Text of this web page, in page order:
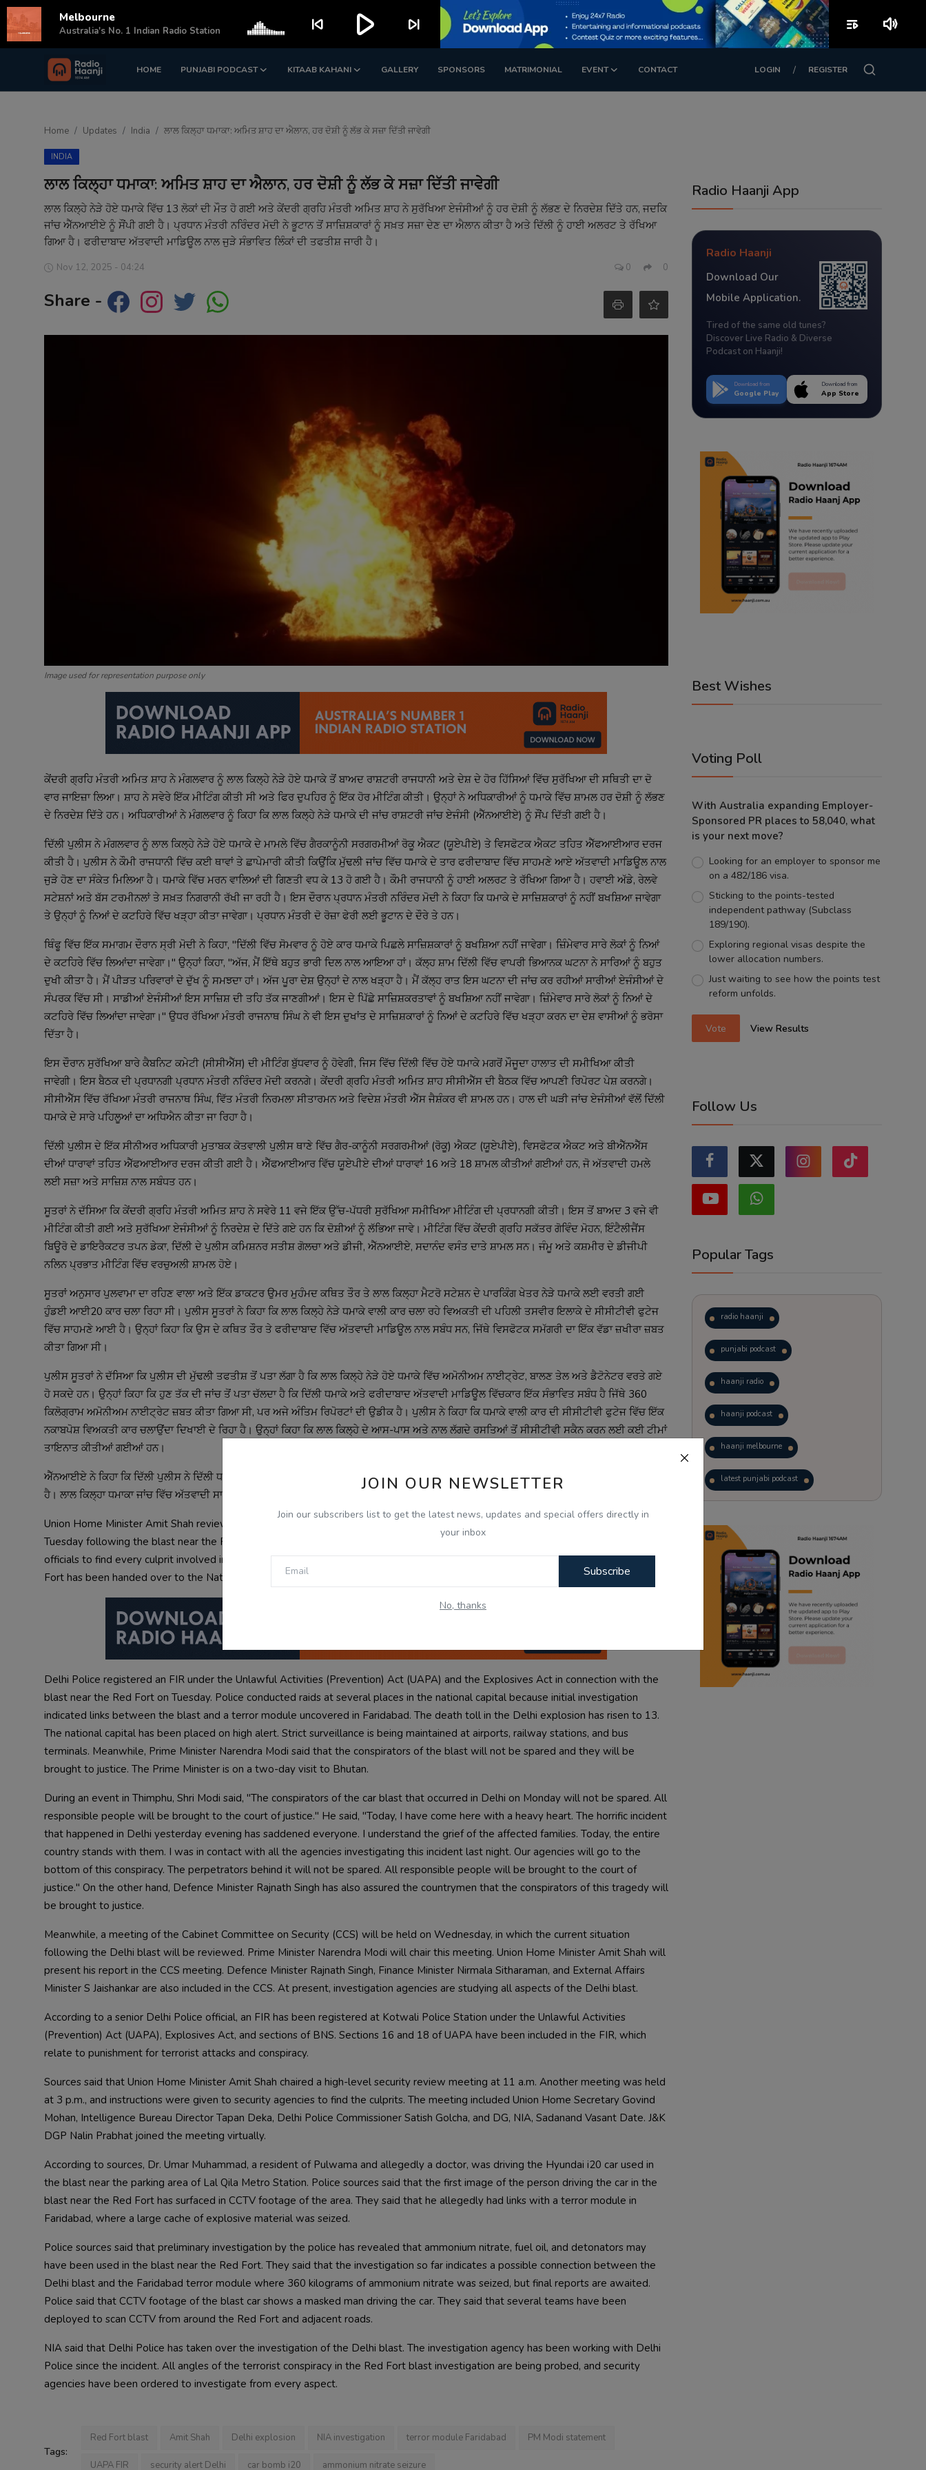
HOME PUNJABI PODCAST KITAAB KAHANI GALLERY SPONSORS MATRIMONIAL EVENT CONTACT LOGIN / REGISTER
Login Register
Punjabi Podcast
Kitaab Kahani
Sponsors
Matrimonial
JOIN OUR NEWSLETTER
Join our subscribers list to get the latest news, updates and special offers directly in
your inbox
Subscribe
No, thanks
Home Updates India ਲਾਲ ਕਿਲ੍ਹਾ ਧਮਾਕਾ: ਅਮਿਤ ਸ਼ਾਹ ਦਾ ਐਲਾਨ, ਹਰ ਦੋਸ਼ੀ ਨੂੰ ਲੱਭ ਕੇ ਸਜ਼ਾ ਦਿੱਤੀ ਜਾਵੇਗੀ
INDIA
ਲਾਲ ਕਿਲ੍ਹਾ ਧਮਾਕਾ: ਅਮਿਤ ਸ਼ਾਹ ਦਾ ਐਲਾਨ, ਹਰ ਦੋਸ਼ੀ ਨੂੰ ਲੱਭ ਕੇ ਸਜ਼ਾ ਦਿੱਤੀ ਜਾਵੇਗੀ
ਲਾਲ ਕਿਲ੍ਹੇ ਨੇੜੇ ਹੋਏ ਧਮਾਕੇ ਵਿੱਚ 13 ਲੋਕਾਂ ਦੀ ਮੌਤ ਹੋ ਗਈ ਅਤੇ ਕੇਂਦਰੀ ਗ੍ਰਹਿ ਮੰਤਰੀ ਅਮਿਤ ਸ਼ਾਹ ਨੇ ਸੁਰੱਖਿਆ ਏਜੰਸੀਆਂ ਨੂੰ ਹਰ ਦੋਸ਼ੀ ਨੂੰ ਲੱਭਣ ਦੇ ਨਿਰਦੇਸ਼ ਦਿੱਤੇ ਹਨ, ਜਦਕਿ
ਜਾਂਚ ਐੱਨਆਈਏ ਨੂੰ ਸੌਂਪੀ ਗਈ ਹੈ। ਪ੍ਰਧਾਨ ਮੰਤਰੀ ਨਰਿੰਦਰ ਮੋਦੀ ਨੇ ਭੂਟਾਨ ਤੋਂ ਸਾਜ਼ਿਸ਼ਕਾਰਾਂ ਨੂੰ ਸਖ਼ਤ ਸਜ਼ਾ ਦੇਣ ਦਾ ਐਲਾਨ ਕੀਤਾ ਹੈ ਅਤੇ ਦਿੱਲੀ ਨੂੰ ਹਾਈ ਅਲਰਟ ਤੇ ਰੱਖਿਆ
ਗਿਆ ਹੈ। ਫਰੀਦਾਬਾਦ ਅੱਤਵਾਦੀ ਮਾਡਿਊਲ ਨਾਲ ਜੁੜੇ ਸੰਭਾਵਿਤ ਲਿੰਕਾਂ ਦੀ ਤਫਤੀਸ਼ ਜਾਰੀ ਹੈ।
Nov 12, 2025 - 04:24 0 0
Share -
Image used for representation purpose only
ਕੇਂਦਰੀ ਗ੍ਰਹਿ ਮੰਤਰੀ ਅਮਿਤ ਸ਼ਾਹ ਨੇ ਮੰਗਲਵਾਰ ਨੂੰ ਲਾਲ ਕਿਲ੍ਹੇ ਨੇੜੇ ਹੋਏ ਧਮਾਕੇ ਤੋਂ ਬਾਅਦ ਰਾਸ਼ਟਰੀ ਰਾਜਧਾਨੀ ਅਤੇ ਦੇਸ਼ ਦੇ ਹੋਰ ਹਿੱਸਿਆਂ ਵਿੱਚ ਸੁਰੱਖਿਆ ਦੀ ਸਥਿਤੀ ਦਾ ਦੋ
ਵਾਰ ਜਾਇਜ਼ਾ ਲਿਆ। ਸ਼ਾਹ ਨੇ ਸਵੇਰੇ ਇੱਕ ਮੀਟਿੰਗ ਕੀਤੀ ਸੀ ਅਤੇ ਫਿਰ ਦੁਪਹਿਰ ਨੂੰ ਇੱਕ ਹੋਰ ਮੀਟਿੰਗ ਕੀਤੀ। ਉਨ੍ਹਾਂ ਨੇ ਅਧਿਕਾਰੀਆਂ ਨੂੰ ਧਮਾਕੇ ਵਿੱਚ ਸ਼ਾਮਲ ਹਰ ਦੋਸ਼ੀ ਨੂੰ ਲੱਭਣ
ਦਿੱਲੀ ਪੁਲੀਸ ਨੇ ਮੰਗਲਵਾਰ ਨੂੰ ਲਾਲ ਕਿਲ੍ਹੇ ਨੇੜੇ ਹੋਏ ਧਮਾਕੇ ਦੇ ਮਾਮਲੇ ਵਿੱਚ ਗੈਰਕਾਨੂੰਨੀ ਸਰਗਰਮੀਆਂ ਰੋਕੂ ਐਕਟ (ਯੂਏਪੀਏ) ਤੇ ਵਿਸਫੋਟਕ ਐਕਟ ਤਹਿਤ ਐੱਫਆਈਆਰ ਦਰਜ
ਕੀਤੀ ਹੈ। ਪੁਲੀਸ ਨੇ ਕੌਮੀ ਰਾਜਧਾਨੀ ਵਿੱਚ ਕਈ ਥਾਵਾਂ ਤੇ ਛਾਪੇਮਾਰੀ ਕੀਤੀ ਕਿਉਂਕਿ ਮੁੱਢਲੀ ਜਾਂਚ ਵਿੱਚ ਧਮਾਕੇ ਦੇ ਤਾਰ ਫਰੀਦਾਬਾਦ ਵਿੱਚ ਸਾਹਮਣੇ ਆਏ ਅੱਤਵਾਦੀ ਮਾਡਿਊਲ ਨਾਲ
ਜੁੜੇ ਹੋਣ ਦਾ ਸੰਕੇਤ ਮਿਲਿਆ ਹੈ। ਧਮਾਕੇ ਵਿੱਚ ਮਰਨ ਵਾਲਿਆਂ ਦੀ ਗਿਣਤੀ ਵਧ ਕੇ 13 ਹੋ ਗਈ ਹੈ। ਕੌਮੀ ਰਾਜਧਾਨੀ ਨੂੰ ਹਾਈ ਅਲਰਟ ਤੇ ਰੱਖਿਆ ਗਿਆ ਹੈ। ਹਵਾਈ ਅੱਡੇ, ਰੇਲਵੇ
ਸਟੇਸ਼ਨਾਂ ਅਤੇ ਬੱਸ ਟਰਮੀਨਲਾਂ ਤੇ ਸਖ਼ਤ ਨਿਗਰਾਨੀ ਰੱਖੀ ਜਾ ਰਹੀ ਹੈ। ਇਸ ਦੌਰਾਨ ਪ੍ਰਧਾਨ ਮੰਤਰੀ ਨਰਿੰਦਰ ਮੋਦੀ ਨੇ ਕਿਹਾ ਕਿ ਧਮਾਕੇ ਦੇ ਸਾਜ਼ਿਸ਼ਕਾਰਾਂ ਨੂੰ ਨਹੀਂ ਬਖਸ਼ਿਆ ਜਾਵੇਗਾ
ਥਿੰਫੂ ਵਿੱਚ ਇੱਕ ਸਮਾਗਮ ਦੌਰਾਨ ਸ੍ਰੀ ਮੋਦੀ ਨੇ ਕਿਹਾ, "ਦਿੱਲੀ ਵਿੱਚ ਸੋਮਵਾਰ ਨੂੰ ਹੋਏ ਕਾਰ ਧਮਾਕੇ ਪਿਛਲੇ ਸਾਜ਼ਿਸ਼ਕਾਰਾਂ ਨੂੰ ਬਖਸ਼ਿਆ ਨਹੀਂ ਜਾਵੇਗਾ। ਜ਼ਿੰਮੇਵਾਰ ਸਾਰੇ ਲੋਕਾਂ ਨੂੰ ਨਿਆਂ
ਦੇ ਕਟਹਿਰੇ ਵਿੱਚ ਲਿਆਂਦਾ ਜਾਵੇਗਾ।" ਉਨ੍ਹਾਂ ਕਿਹਾ, "ਅੱਜ, ਮੈਂ ਇੱਥੇ ਬਹੁਤ ਭਾਰੀ ਦਿਲ ਨਾਲ ਆਇਆ ਹਾਂ। ਕੱਲ੍ਹ ਸ਼ਾਮ ਦਿੱਲੀ ਵਿੱਚ ਵਾਪਰੀ ਭਿਆਨਕ ਘਟਨਾ ਨੇ ਸਾਰਿਆਂ ਨੂੰ ਬਹੁਤ
ਦੁਖੀ ਕੀਤਾ ਹੈ। ਮੈਂ ਪੀੜਤ ਪਰਿਵਾਰਾਂ ਦੇ ਦੁੱਖ ਨੂੰ ਸਮਝਦਾ ਹਾਂ। ਅੱਜ ਪੂਰਾ ਦੇਸ਼ ਉਨ੍ਹਾਂ ਦੇ ਨਾਲ ਖੜ੍ਹਾ ਹੈ। ਮੈਂ ਕੱਲ੍ਹ ਰਾਤ ਇਸ ਘਟਨਾ ਦੀ ਜਾਂਚ ਕਰ ਰਹੀਆਂ ਸਾਰੀਆਂ ਏਜੰਸੀਆਂ ਦੇ
ਸੰਪਰਕ ਵਿੱਚ ਸੀ। ਸਾਡੀਆਂ ਏਜੰਸੀਆਂ ਇਸ ਸਾਜ਼ਿਸ਼ ਦੀ ਤਹਿ ਤੱਕ ਜਾਣਗੀਆਂ। ਇਸ ਦੇ ਪਿੱਛੇ ਸਾਜ਼ਿਸ਼ਕਰਤਾਵਾਂ ਨੂੰ ਬਖਸ਼ਿਆ ਨਹੀਂ ਜਾਵੇਗਾ। ਜ਼ਿੰਮੇਵਾਰ ਸਾਰੇ ਲੋਕਾਂ ਨੂੰ ਨਿਆਂ ਦੇ
ਕਟਹਿਰੇ ਵਿੱਚ ਲਿਆਂਦਾ ਜਾਵੇਗਾ।" ਉਧਰ ਰੱਖਿਆ ਮੰਤਰੀ ਰਾਜਨਾਥ ਸਿੰਘ ਨੇ ਵੀ ਇਸ ਦੁਖਾਂਤ ਦੇ ਸਾਜ਼ਿਸ਼ਕਾਰਾਂ ਨੂੰ ਨਿਆਂ ਦੇ ਕਟਹਿਰੇ ਵਿੱਚ ਖੜ੍ਹਾ ਕਰਨ ਦਾ ਦੇਸ਼ ਵਾਸੀਆਂ ਨੂੰ ਭਰੋਸਾ
ਇਸ ਦੌਰਾਨ ਸੁਰੱਖਿਆ ਬਾਰੇ ਕੈਬਨਿਟ ਕਮੇਟੀ (ਸੀਸੀਐੱਸ) ਦੀ ਮੀਟਿੰਗ ਬੁੱਧਵਾਰ ਨੂੰ ਹੋਵੇਗੀ, ਜਿਸ ਵਿੱਚ ਦਿੱਲੀ ਵਿੱਚ ਹੋਏ ਧਮਾਕੇ ਮਗਰੋਂ ਮੌਜੂਦਾ ਹਾਲਾਤ ਦੀ ਸਮੀਖਿਆ ਕੀਤੀ
ਜਾਵੇਗੀ। ਇਸ ਬੈਠਕ ਦੀ ਪ੍ਰਧਾਨਗੀ ਪ੍ਰਧਾਨ ਮੰਤਰੀ ਨਰਿੰਦਰ ਮੋਦੀ ਕਰਨਗੇ। ਕੇਂਦਰੀ ਗ੍ਰਹਿ ਮੰਤਰੀ ਅਮਿਤ ਸ਼ਾਹ ਸੀਸੀਐੱਸ ਦੀ ਬੈਠਕ ਵਿੱਚ ਆਪਣੀ ਰਿਪੋਰਟ ਪੇਸ਼ ਕਰਨਗੇ।
ਸੀਸੀਐੱਸ ਵਿੱਚ ਰੱਖਿਆ ਮੰਤਰੀ ਰਾਜਨਾਥ ਸਿੰਘ, ਵਿੱਤ ਮੰਤਰੀ ਨਿਰਮਲਾ ਸੀਤਾਰਮਨ ਅਤੇ ਵਿਦੇਸ਼ ਮੰਤਰੀ ਐੱਸ ਜੈਸ਼ੰਕਰ ਵੀ ਸ਼ਾਮਲ ਹਨ। ਹਾਲ ਦੀ ਘੜੀ ਜਾਂਚ ਏਜੰਸੀਆਂ ਵੱਲੋਂ ਦਿੱਲੀ
ਦਿੱਲੀ ਪੁਲੀਸ ਦੇ ਇੱਕ ਸੀਨੀਅਰ ਅਧਿਕਾਰੀ ਮੁਤਾਬਕ ਕੋਤਵਾਲੀ ਪੁਲੀਸ ਥਾਣੇ ਵਿੱਚ ਗੈਰ-ਕਾਨੂੰਨੀ ਸਰਗਰਮੀਆਂ (ਰੋਕੂ) ਐਕਟ (ਯੂਏਪੀਏ), ਵਿਸਫੋਟਕ ਐਕਟ ਅਤੇ ਬੀਐੱਨਐੱਸ
ਦੀਆਂ ਧਾਰਾਵਾਂ ਤਹਿਤ ਐੱਫਆਈਆਰ ਦਰਜ ਕੀਤੀ ਗਈ ਹੈ। ਐੱਫਆਈਆਰ ਵਿੱਚ ਯੂਏਪੀਏ ਦੀਆਂ ਧਾਰਾਵਾਂ 16 ਅਤੇ 18 ਸ਼ਾਮਲ ਕੀਤੀਆਂ ਗਈਆਂ ਹਨ, ਜੋ ਅੱਤਵਾਦੀ ਹਮਲੇ
ਸੂਤਰਾਂ ਨੇ ਦੱਸਿਆ ਕਿ ਕੇਂਦਰੀ ਗ੍ਰਹਿ ਮੰਤਰੀ ਅਮਿਤ ਸ਼ਾਹ ਨੇ ਸਵੇਰੇ 11 ਵਜੇ ਇੱਕ ਉੱਚ-ਪੱਧਰੀ ਸੁਰੱਖਿਆ ਸਮੀਖਿਆ ਮੀਟਿੰਗ ਦੀ ਪ੍ਰਧਾਨਗੀ ਕੀਤੀ। ਇਸ ਤੋਂ ਬਾਅਦ 3 ਵਜੇ ਵੀ
ਮੀਟਿੰਗ ਕੀਤੀ ਗਈ ਅਤੇ ਸੁਰੱਖਿਆ ਏਜੰਸੀਆਂ ਨੂੰ ਨਿਰਦੇਸ਼ ਦੇ ਦਿੱਤੇ ਗਏ ਹਨ ਕਿ ਦੋਸ਼ੀਆਂ ਨੂੰ ਲੱਭਿਆ ਜਾਵੇ। ਮੀਟਿੰਗ ਵਿੱਚ ਕੇਂਦਰੀ ਗ੍ਰਹਿ ਸਕੱਤਰ ਗੋਵਿੰਦ ਮੋਹਨ, ਇੰਟੈਲੀਜੈਂਸ
ਬਿਊਰੋ ਦੇ ਡਾਇਰੈਕਟਰ ਤਪਨ ਡੇਕਾ, ਦਿੱਲੀ ਦੇ ਪੁਲੀਸ ਕਮਿਸ਼ਨਰ ਸਤੀਸ਼ ਗੋਲਚਾ ਅਤੇ ਡੀਜੀ, ਐੱਨਆਈਏ, ਸਦਾਨੰਦ ਵਸੰਤ ਦਾਤੇ ਸ਼ਾਮਲ ਸਨ। ਜੰਮੂ ਅਤੇ ਕਸ਼ਮੀਰ ਦੇ ਡੀਜੀਪੀ
ਸੂਤਰਾਂ ਅਨੁਸਾਰ ਪੁਲਵਾਮਾ ਦਾ ਰਹਿਣ ਵਾਲਾ ਅਤੇ ਇੱਕ ਡਾਕਟਰ ਉਮਰ ਮੁਹੰਮਦ ਕਥਿਤ ਤੌਰ ਤੇ ਲਾਲ ਕਿਲ੍ਹਾ ਮੈਟਰੋ ਸਟੇਸ਼ਨ ਦੇ ਪਾਰਕਿੰਗ ਖੇਤਰ ਨੇੜੇ ਧਮਾਕੇ ਲਈ ਵਰਤੀ ਗਈ
ਹੁੰਡਈ ਆਈ20 ਕਾਰ ਚਲਾ ਰਿਹਾ ਸੀ। ਪੁਲੀਸ ਸੂਤਰਾਂ ਨੇ ਕਿਹਾ ਕਿ ਲਾਲ ਕਿਲ੍ਹੇ ਨੇੜੇ ਧਮਾਕੇ ਵਾਲੀ ਕਾਰ ਚਲਾ ਰਹੇ ਵਿਅਕਤੀ ਦੀ ਪਹਿਲੀ ਤਸਵੀਰ ਇਲਾਕੇ ਦੇ ਸੀਸੀਟੀਵੀ ਫੁਟੇਜ
ਵਿੱਚ ਸਾਹਮਣੇ ਆਈ ਹੈ। ਉਨ੍ਹਾਂ ਕਿਹਾ ਕਿ ਉਸ ਦੇ ਕਥਿਤ ਤੌਰ ਤੇ ਫਰੀਦਾਬਾਦ ਵਿੱਚ ਅੱਤਵਾਦੀ ਮਾਡਿਊਲ ਨਾਲ ਸਬੰਧ ਸਨ, ਜਿੱਥੇ ਵਿਸਫੋਟਕ ਸਮੱਗਰੀ ਦਾ ਇੱਕ ਵੱਡਾ ਜ਼ਖੀਰਾ ਜ਼ਬਤ
ਪੁਲੀਸ ਸੂਤਰਾਂ ਨੇ ਦੱਸਿਆ ਕਿ ਪੁਲੀਸ ਦੀ ਮੁੱਢਲੀ ਤਫਤੀਸ਼ ਤੋਂ ਪਤਾ ਲੱਗਾ ਹੈ ਕਿ ਲਾਲ ਕਿਲ੍ਹੇ ਨੇੜੇ ਹੋਏ ਧਮਾਕੇ ਵਿੱਚ ਅਮੋਨੀਅਮ ਨਾਈਟ੍ਰੇਟ, ਬਾਲਣ ਤੇਲ ਅਤੇ ਡੈਟੋਨੇਟਰ ਵਰਤੇ ਗਏ
ਹੋ ਸਕਦੇ ਹਨ। ਉਨ੍ਹਾਂ ਕਿਹਾ ਕਿ ਹੁਣ ਤੱਕ ਦੀ ਜਾਂਚ ਤੋਂ ਪਤਾ ਚੱਲਦਾ ਹੈ ਕਿ ਦਿੱਲੀ ਧਮਾਕੇ ਅਤੇ ਫਰੀਦਾਬਾਦ ਅੱਤਵਾਦੀ ਮਾਡਿਊਲ ਵਿੱਚਕਾਰ ਇੱਕ ਸੰਭਾਵਿਤ ਸਬੰਧ ਹੈ ਜਿੱਥੇ 360
ਕਿਲੋਗ੍ਰਾਮ ਅਮੋਨੀਅਮ ਨਾਈਟ੍ਰੇਟ ਜ਼ਬਤ ਕੀਤਾ ਗਿਆ ਸੀ, ਪਰ ਅਜੇ ਅੰਤਿਮ ਰਿਪੋਰਟਾਂ ਦੀ ਉਡੀਕ ਹੈ। ਪੁਲੀਸ ਨੇ ਕਿਹਾ ਕਿ ਧਮਾਕੇ ਵਾਲੀ ਕਾਰ ਦੀ ਸੀਸੀਟੀਵੀ ਫੁਟੇਜ ਵਿੱਚ ਇੱਕ
ਨਕਾਬਪੋਸ਼ ਵਿਅਕਤੀ ਕਾਰ ਚਲਾਉਂਦਾ ਦਿਖਾਈ ਦੇ ਰਿਹਾ ਹੈ। ਉਨ੍ਹਾਂ ਕਿਹਾ ਕਿ ਲਾਲ ਕਿਲ੍ਹੇ ਦੇ ਆਸ-ਪਾਸ ਅਤੇ ਨਾਲ ਲੱਗਦੇ ਰਸਤਿਆਂ ਤੋਂ ਸੀਸੀਟੀਵੀ ਸਕੈਨ ਕਰਨ ਲਈ ਕਈ ਟੀਮਾਂ
ਐੱਨਆਈਏ ਨੇ ਕਿਹਾ ਕਿ ਦਿੱਲੀ ਪੁਲੀਸ ਨੇ ਦਿੱਲੀ ਧਮਾਕੇ ਦੀ ਜਾਂਚ ਆਪਣੇ ਹੱਥਾਂ ਵਿੱਚ ਲੈ ਲਈ ਹੈ। ਜਾਂਚ ਏਜੰਸੀ ਘਟਨਾ ਤੋਂ ਬਾਅਦ ਤੋਂ ਹੀ ਦਿੱਲੀ ਪੁਲੀਸ ਨਾਲ ਮਿਲ ਕੇ ਕੰਮ ਕਰ ਰਹੀ
Union Home Minister Amit Shah reviewed the security situation in the national capital and other parts of the country twice on
Tuesday following the blast near the Red Fort. Shah held a meeting in the morning and another in the afternoon. He has directed
officials to find every culprit involved in the Red Fort blast. Officials said on Tuesday that the investigation into the blast near the Red
Fort has been handed over to the National Investigation Agency (NIA).
Delhi Police registered an FIR under the Unlawful Activities (Prevention) Act (UAPA) and the Explosives Act in connection with the
blast near the Red Fort on Tuesday. Police conducted raids at several places in the national capital because initial investigation
indicated links between the blast and a terror module uncovered in Faridabad. The death toll in the Delhi explosion has risen to 13.
The national capital has been placed on high alert. Strict surveillance is being maintained at airports, railway stations, and bus
terminals. Meanwhile, Prime Minister Narendra Modi said that the conspirators of the blast will not be spared and they will be
During an event in Thimphu, Shri Modi said, "The conspirators of the car blast that occurred in Delhi on Monday will not be spared. All
responsible people will be brought to the court of justice." He said, "Today, I have come here with a heavy heart. The horrific incident
that happened in Delhi yesterday evening has saddened everyone. I understand the grief of the affected families. Today, the entire
country stands with them. I was in contact with all the agencies investigating this incident last night. Our agencies will go to the
bottom of this conspiracy. The perpetrators behind it will not be spared. All responsible people will be brought to the court of
justice." On the other hand, Defence Minister Rajnath Singh has also assured the countrymen that the conspirators of this tragedy will
Meanwhile, a meeting of the Cabinet Committee on Security (CCS) will be held on Wednesday, in which the current situation
following the Delhi blast will be reviewed. Prime Minister Narendra Modi will chair this meeting. Union Home Minister Amit Shah will
present his report in the CCS meeting. Defence Minister Rajnath Singh, Finance Minister Nirmala Sitharaman, and External Affairs
According to a senior Delhi Police official, an FIR has been registered at Kotwali Police Station under the Unlawful Activities
(Prevention) Act (UAPA), Explosives Act, and sections of BNS. Sections 16 and 18 of UAPA have been included in the FIR, which
Sources said that Union Home Minister Amit Shah chaired a high-level security review meeting at 11 a.m. Another meeting was held
at 3 p.m., and instructions were given to security agencies to find the culprits. The meeting included Union Home Secretary Govind
Mohan, Intelligence Bureau Director Tapan Deka, Delhi Police Commissioner Satish Golcha, and DG, NIA, Sadanand Vasant Date. J&K
According to sources, Dr. Umar Muhammad, a resident of Pulwama and allegedly a doctor, was driving the Hyundai i20 car used in
the blast near the parking area of Lal Qila Metro Station. Police sources said that the first image of the person driving the car in the
blast near the Red Fort has surfaced in CCTV footage of the area. They said that he allegedly had links with a terror module in
Police sources said that preliminary investigation by the police has revealed that ammonium nitrate, fuel oil, and detonators may
have been used in the blast near the Red Fort. They said that the investigation so far indicates a possible connection between the
Delhi blast and the Faridabad terror module where 360 kilograms of ammonium nitrate was seized, but final reports are awaited.
Police said that CCTV footage of the blast car shows a masked man driving the car. They said that several teams have been
NIA said that Delhi Police has taken over the investigation of the Delhi blast. The investigation agency has been working with Delhi
Police since the incident. All angles of the terrorist conspiracy in the Red Fort blast investigation are being probed, and security
agencies have been ordered to investigate from every aspect.
Tags:
Red Fort blast Amit Shah Delhi explosion NIA investigation terror module Faridabad PM Modi statement
UAPA FIR security alert Delhi car bomb i20 ammonium nitrate seizure
Radio Haanji App
Radio Haanji
Download Our
Mobile Application.
Tired of the same old tunes?
Discover Live Radio & Diverse
Podcast on Haanji!
Download from
Google Play
Download from
App Store
Best Wishes
Voting Poll
With Australia expanding Employer-
Sponsored PR places to 58,040, what
is your next move?
Looking for an employer to sponsor me
on a 482/186 visa.
Sticking to the points-tested
independent pathway (Subclass
189/190).
Exploring regional visas despite the
lower allocation numbers.
Just waiting to see how the points test
reform unfolds.
Vote View Results
Follow Us
Popular Tags
radio haanji
punjabi podcast
haanji radio
haanji podcast
haanji melbourne
latest punjabi podcast
trending punjabi podcast
ranjodh singh
radio haanji updates
punjabi podcast australia
punjabi kahani
Melbourne
Australia's No. 1 Indian Radio Station skip_previous play_arrow skip_next playlist_play volume_up